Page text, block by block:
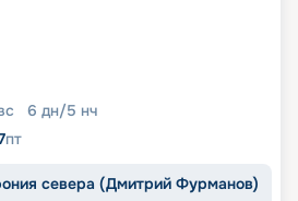
6 дн/5 нч
пт
севера (Дмитрий Фурманов)